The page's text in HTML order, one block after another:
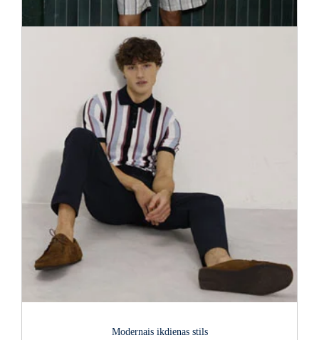
Šeit jāiegriežas visiem pircējiem, kas apzinās jaunākās modes
tendences. Te satiekas “karstākās" sezonas aktualitātes no
adidas Originals, Diesel, Fred Perry, Calvin Klein, Superdry
Modernais ikdienas stils